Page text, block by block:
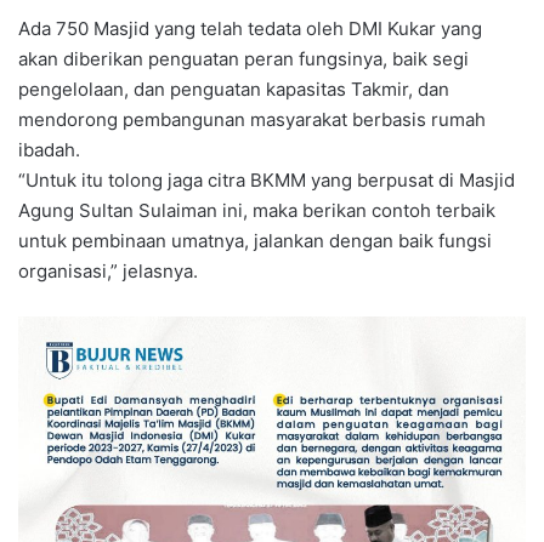
Ada 750 Masjid yang telah tedata oleh DMI Kukar yang
akan diberikan penguatan peran fungsinya, baik segi
pengelolaan, dan penguatan kapasitas Takmir, dan
mendorong pembangunan masyarakat berbasis rumah
ibadah.
“Untuk itu tolong jaga citra BKMM yang berpusat di Masjid
Agung Sultan Sulaiman ini, maka berikan contoh terbaik
untuk pembinaan umatnya, jalankan dengan baik fungsi
organisasi,” jelasnya.